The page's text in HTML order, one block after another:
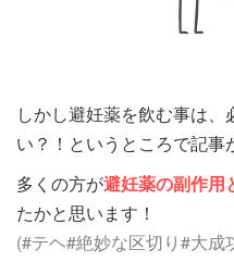
しかし避妊薬を飲む事は
い？！というところで記
多くの方が避妊薬の副作用
たかと思います！
(#テヘ#絶妙な区切り#大成